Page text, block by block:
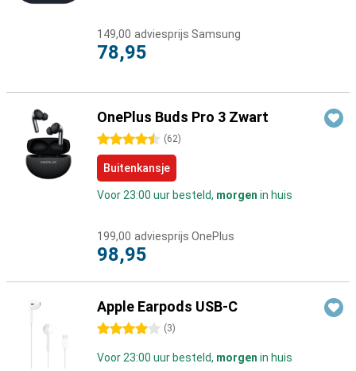
149,00 adviesprijs Samsung
78,95
OnePlus Buds Pro 3 Zwart
4.5 sterren (62)
Buitenkansje
Voor 23:00 uur besteld, morgen in huis
199,00 adviesprijs OnePlus
98,95
Apple Earpods USB-C
4 sterren (3)
Voor 23:00 uur besteld, morgen in huis